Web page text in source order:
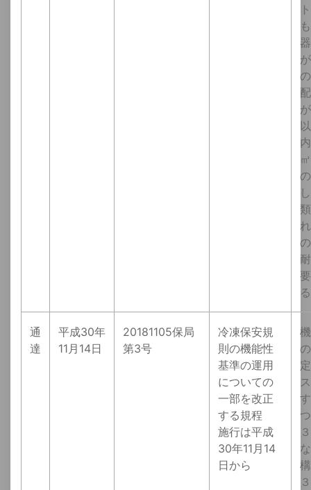
通
達
平成30年
11月14日
20181105保局
第3号
冷凍保安規
則の機能性
基準の運用
についての
一部を改正
する規程
施行は平成
30年11月14
日から